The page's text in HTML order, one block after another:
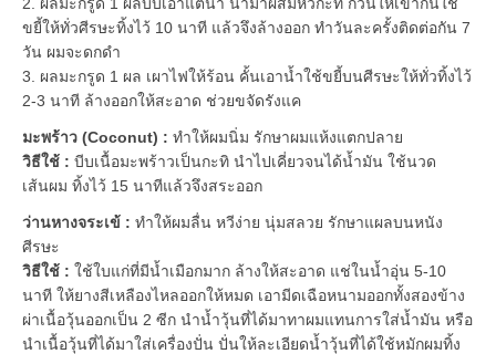
ขยี้ให้ทั่วศีรษะทิ้งไว้ 10 นาที แล้วจึงล้างออก ทำวันละครั้งติดต่อกัน 7
วัน ผมจะดกดำ
3. ผลมะกรูด 1 ผล เผาไฟให้ร้อน คั้นเอาน้ำใช้ขยี้บนศีรษะให้ทั่วทิ้งไว้
2-3 นาที ล้างออกให้สะอาด ช่วยขจัดรังแค
มะพร้าว (Coconut) : ทำให้ผมนิ่ม รักษาผมแห้งแตกปลาย
วิธีใช้ : บีบเนื้อมะพร้าวเป็นกะทิ นำไปเคี่ยวจนได้น้ำมัน ใช้นวด
เส้นผม ทิ้งไว้ 15 นาทีแล้วจึงสระออก
ว่านหางจระเข้ : ทำให้ผมลื่น หวีง่าย นุ่มสลวย รักษาแผลบนหนัง
ศีรษะ
วิธีใช้ : ใช้ใบแก่ที่มีน้ำเมือกมาก ล้างให้สะอาด แช่ในน้ำอุ่น 5-10
นาที ให้ยางสีเหลืองไหลออกให้หมด เอามีดเฉือหนามออกทั้งสองข้าง
ผ่าเนื้อวุ้นออกเป็น 2 ซีก นำน้ำวุ้นที่ได้มาทาผมแทนการใส่น้ำมัน หรือ
นำเนื้อวุ้นที่ได้มาใส่เครื่องปั่น ปั่นให้ละเอียดน้ำวุ้นที่ได้ใช้หมักผมทิ้ง